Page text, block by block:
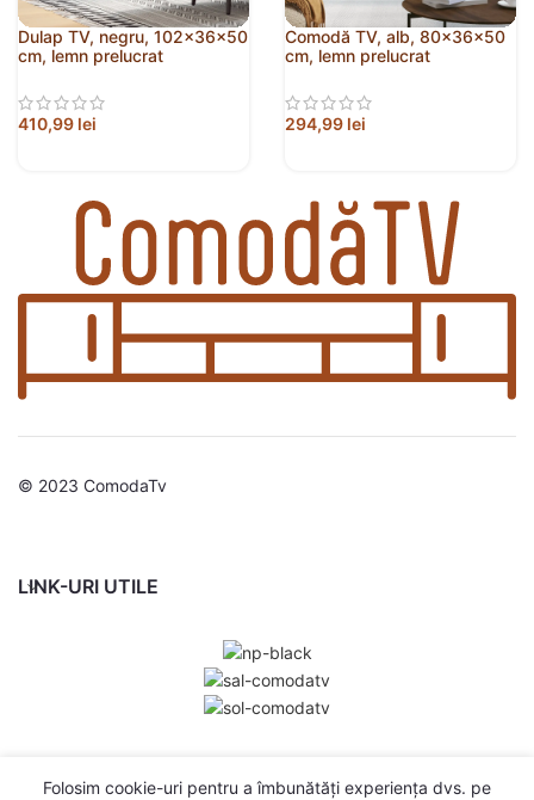
Dulap TV, negru, 102x36x50
cm, lemn prelucrat
410,99 lei
Comodă TV, alb, 80x36x50
cm, lemn prelucrat
294,99 lei
© 2023 ComodaTv
LINK-URI UTILE
Folosim cookie-uri pentru a îmbunătăți experiența dvs. pe